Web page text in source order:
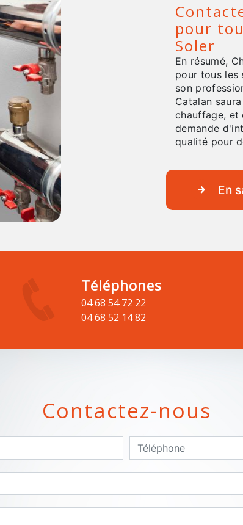
pour
Soler
En résumé,
pour tous les
son
Catalan
chauffage, et
demande
qualité pour
En
Téléphones
04 68 54 72 22
04 68 52 14 82
Contactez-nous